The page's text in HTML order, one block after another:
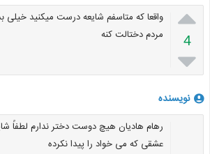

4

واقعا که متاسفم شایعه درست میکنید خیلی
مردم دختالت کنه
نویسنده
رهام هادیان هیچ دوست دختر ندارم لطفاً
عشقی که می خواد را پیدا نکرده